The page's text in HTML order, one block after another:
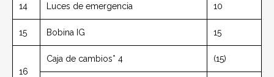
14 Luces de emergencia 10
15 Bobina IG 15
16
Caja de cambios* 4 (15)